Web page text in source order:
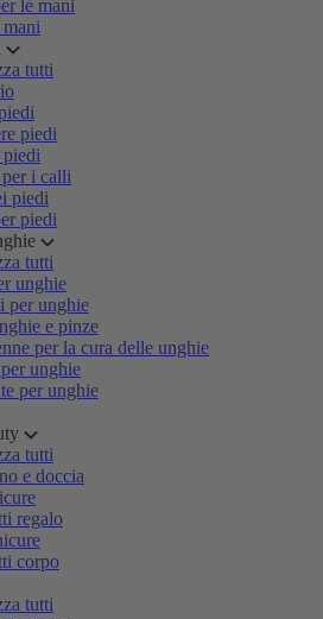
le mani
mani
tutti
piedi
piedi
i calli
piedi
piedi
tutti
unghie
per unghie
e pinze
per la cura delle unghie
unghie
per unghie
tutti
e doccia
regalo
corpo
tutti